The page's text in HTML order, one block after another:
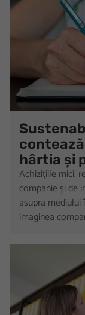
hârtia și
Achizițiile mici,
companie și de
asupra
imaginea